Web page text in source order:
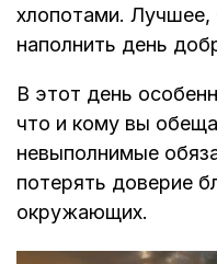
хлопотами.
наполнить день
В этот день
что и кому вы
невыполнимые
потерять доверие
окружающих.